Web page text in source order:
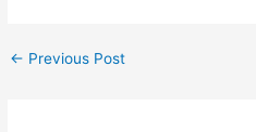
← Previous Post